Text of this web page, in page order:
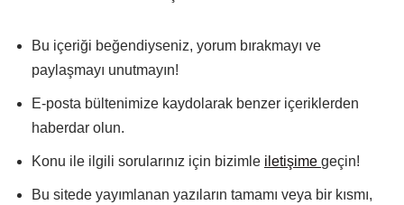
Bu içeriği beğendiyseniz, yorum bırakmayı ve
paylaşmayı unutmayın!
E-posta bültenimize kaydolarak benzer içeriklerden
haberdar olun.
Konu ile ilgili sorularınız için bizimle iletişime geçin!
Bu sitede yayımlanan yazıların tamamı veya bir kısmı,